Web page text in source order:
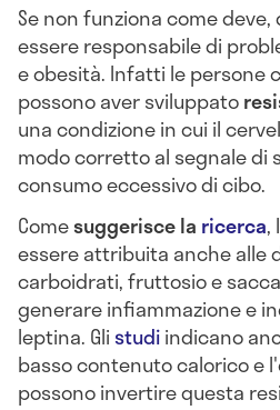
Se non funziona come
essere responsabile di
e obesità. Infatti le persone
possono aver sviluppato
una condizione in cui il
modo corretto al segnale di
consumo eccessivo di cibo.
Comesuggerisce la ricerca,
essere attribuita anche alle
carboidrati, fruttosio e
generare infiammazione e
leptina. Gli studiindicano
basso contenuto calorico e
possono invertire questa